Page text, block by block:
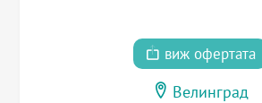
виж офертата
Велинград